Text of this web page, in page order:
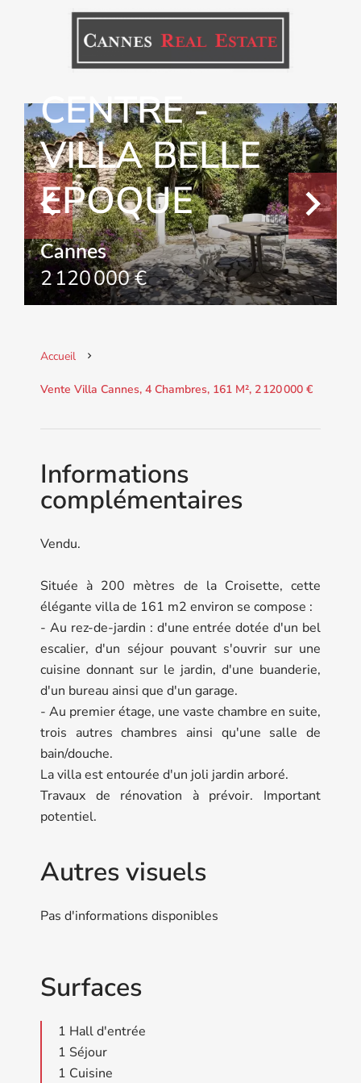
CANNES -
CENTRE -
VILLA BELLE
EPOQUE
Cannes
2 120 000 €
Accueil
Vente Villa Cannes, 4 Chambres, 161 M², 2 120 000 €
Informations
complémentaires
Vendu.
Située à 200 mètres de la Croisette, cette
élégante villa de 161 m2 environ se compose :
- Au rez-de-jardin : d'une entrée dotée d'un bel
escalier, d'un séjour pouvant s'ouvrir sur une
cuisine donnant sur le jardin, d'une buanderie,
d'un bureau ainsi que d'un garage.
- Au premier étage, une vaste chambre en suite,
trois autres chambres ainsi qu'une salle de
bain/douche.
La villa est entourée d'un joli jardin arboré.
Travaux de rénovation à prévoir. Important
potentiel.
Autres visuels
Pas d'informations disponibles
Surfaces
1 Hall d'entrée
1 Séjour
1 Cuisine